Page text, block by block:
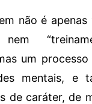
não é apenas
um
mentais, e
de caráter, de